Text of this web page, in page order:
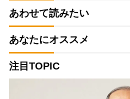
あわせて読みたい
あなたにオススメ
注目TOPIC